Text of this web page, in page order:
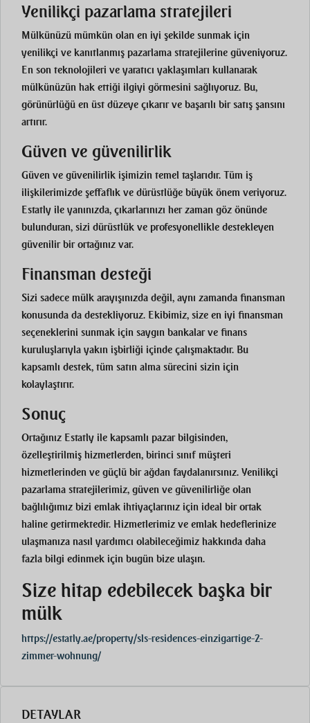
Yenilikçi pazarlama stratejileri
Mülkünüzü mümkün olan en iyi şekilde sunmak için
yenilikçi ve kanıtlanmış pazarlama stratejilerine güveniyoruz.
En son teknolojileri ve yaratıcı yaklaşımları kullanarak
mülkünüzün hak ettiği ilgiyi görmesini sağlıyoruz. Bu,
görünürlüğü en üst düzeye çıkarır ve başarılı bir satış şansını
artırır.
Güven ve güvenilirlik
Güven ve güvenilirlik işimizin temel taşlarıdır. Tüm iş
ilişkilerimizde şeffaflık ve dürüstlüğe büyük önem veriyoruz.
Estatly ile yanınızda, çıkarlarınızı her zaman göz önünde
bulunduran, sizi dürüstlük ve profesyonellikle destekleyen
güvenilir bir ortağınız var.
Finansman desteği
Sizi sadece mülk arayışınızda değil, aynı zamanda finansman
konusunda da destekliyoruz. Ekibimiz, size en iyi finansman
seçeneklerini sunmak için saygın bankalar ve finans
kuruluşlarıyla yakın işbirliği içinde çalışmaktadır. Bu
kapsamlı destek, tüm satın alma sürecini sizin için
kolaylaştırır.
Sonuç
Ortağınız Estatly ile kapsamlı pazar bilgisinden,
özelleştirilmiş hizmetlerden, birinci sınıf müşteri
hizmetlerinden ve güçlü bir ağdan faydalanırsınız. Yenilikçi
pazarlama stratejilerimiz, güven ve güvenilirliğe olan
bağlılığımız bizi emlak ihtiyaçlarınız için ideal bir ortak
haline getirmektedir. Hizmetlerimiz ve emlak hedeflerinize
ulaşmanıza nasıl yardımcı olabileceğimiz hakkında daha
fazla bilgi edinmek için bugün bize ulaşın.
Size hitap edebilecek başka bir
mülk
https://estatly.ae/property/sls-residences-einzigartige-2-
zimmer-wohnung/
DETAYLAR